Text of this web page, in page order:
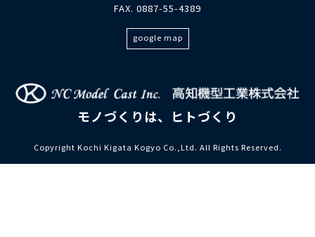
FAX. 0887-55-4389
google map
モノづくりは、ヒトづくり
Copyright Kochi Kigata Kogyo Co.,Ltd. All Rights Reserved.